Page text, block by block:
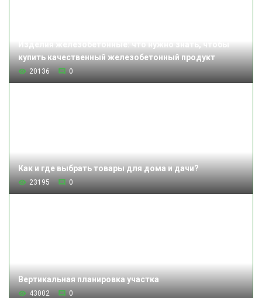
купить качественный железобетонный продукт
20136 0
Как и где выбрать товары для дома и дачи?
23195 0
Вертикальная планировка участка
43002 0